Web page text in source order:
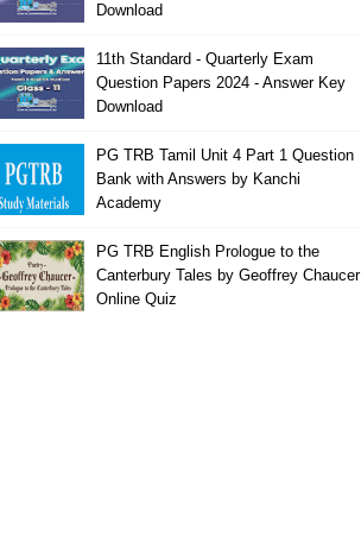
Download
11th Standard - Quarterly Exam
Question Papers 2024 - Answer Key
Download
PG TRB Tamil Unit 4 Part 1 Question
Bank with Answers by Kanchi
Academy
PG TRB English Prologue to the
Canterbury Tales by Geoffrey Chaucer
Online Quiz